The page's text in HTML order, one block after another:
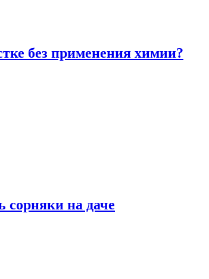
без применения химии?
сорняки на даче